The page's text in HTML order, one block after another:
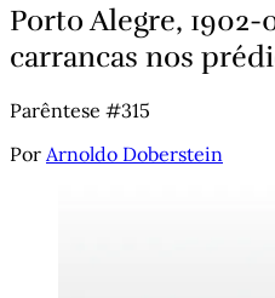
Porto Alegre, 1902-
carrancas nos
Parêntese #315
Por Arnoldo Doberstein